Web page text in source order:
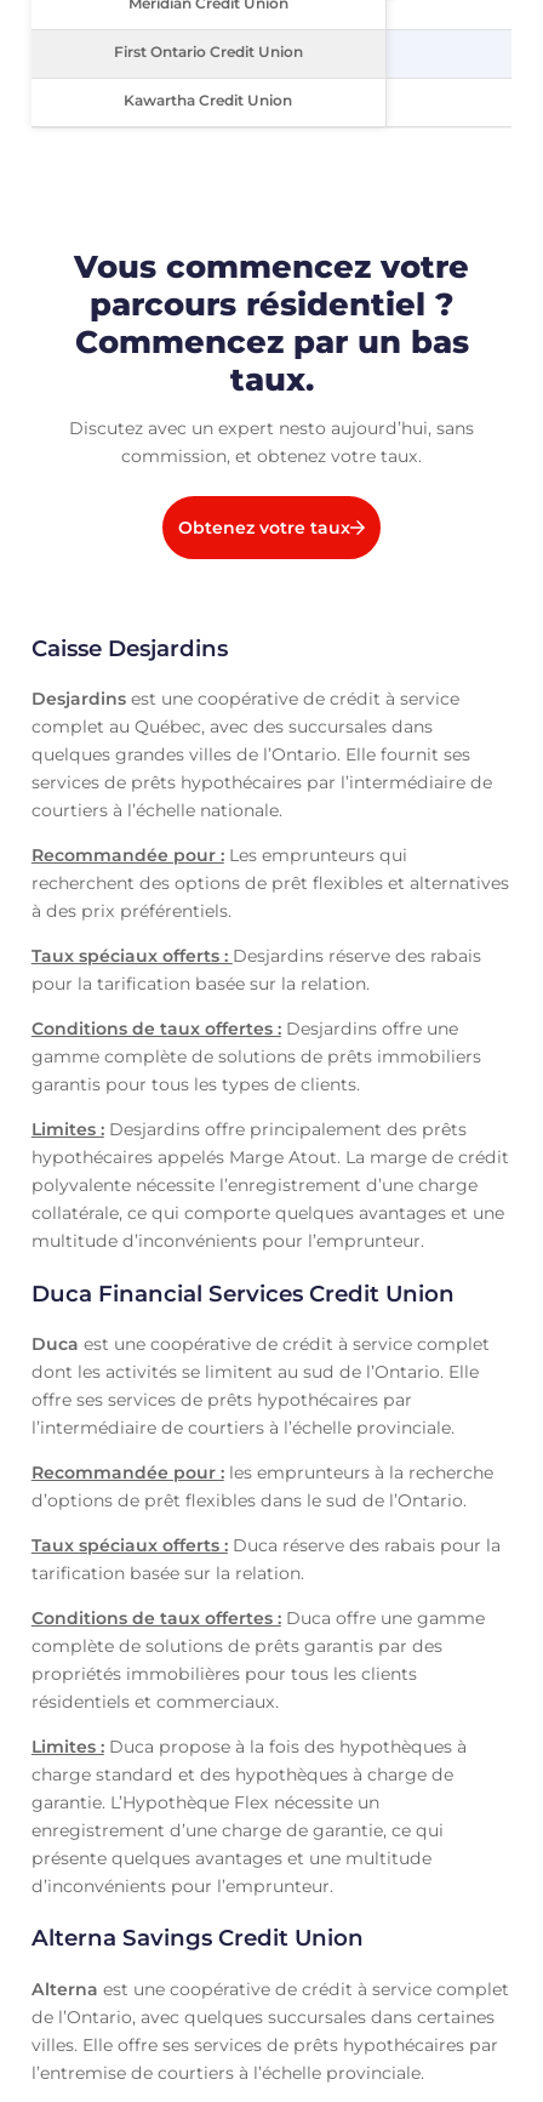
Meridian Credit Union
First Ontario Credit Union
Kawartha Credit Union
First Ontario Credit Union
Kawartha Credit Union
Vous commencez votre
parcours résidentiel ?
Commencez par un bas
taux.
Discutez avec un expert nesto aujourd’hui, sans
commission, et obtenez votre taux.
Obtenez votre taux
Caisse Desjardins
Desjardinsest une coopérative de crédit à service
complet au Québec, avec des succursales dans
quelques grandes villes de l’Ontario. Elle fournit ses
services de prêts hypothécaires par l’intermédiaire de
courtiers à l’échelle nationale.
Recommandée pour :Les emprunteurs qui
recherchent des options de prêt flexibles et alternatives
à des prix préférentiels.
Taux spéciaux offerts : Desjardins réserve des rabais
pour la tarification basée sur la relation.
Conditions de taux offertes :Desjardins offre une
gamme complète de solutions de prêts immobiliers
garantis pour tous les types de clients.
Limites :Desjardins offre principalement des prêts
hypothécaires appelés Marge Atout. La marge de crédit
polyvalente nécessite l’enregistrement d’une charge
collatérale, ce qui comporte quelques avantages et une
multitude d’inconvénients pour l’emprunteur.
Duca Financial Services Credit Union
Duca est une coopérative de crédit à service complet
dont les activités se limitent au sud de l’Ontario. Elle
offre ses services de prêts hypothécaires par
l’intermédiaire de courtiers à l’échelle provinciale.
Recommandée pour :les emprunteurs à la recherche
d’options de prêt flexibles dans le sud de l’Ontario.
Taux spéciaux offerts :Duca réserve des rabais pour la
tarification basée sur la relation.
Conditions de taux offertes :Duca offre une gamme
complète de solutions de prêts garantis par des
propriétés immobilières pour tous les clients
résidentiels et commerciaux.
Limites :Duca propose à la fois des hypothèques à
charge standard et des hypothèques à charge de
garantie. L’Hypothèque Flex nécessite un
enregistrement d’une charge de garantie, ce qui
présente quelques avantages et une multitude
d’inconvénients pour l’emprunteur.
Alterna Savings Credit Union
Alterna est une coopérative de crédit à service complet
de l’Ontario, avec quelques succursales dans certaines
villes. Elle offre ses services de prêts hypothécaires par
l’entremise de courtiers à l’échelle provinciale.